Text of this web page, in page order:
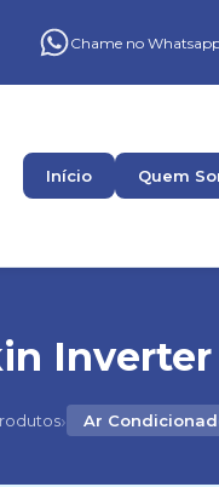
Chame no
Início Quem
Inverter
› Ar